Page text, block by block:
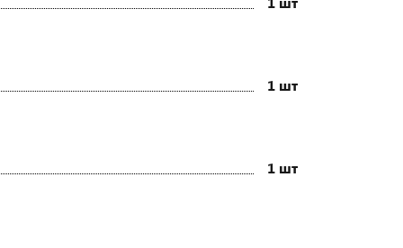
1 шт
1 шт